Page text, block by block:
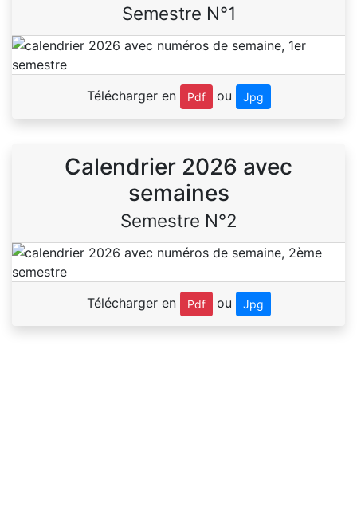
Semestre N°1
Télécharger en Pdf ou Jpg
Calendrier 2026 avec
semaines
Semestre N°2
Télécharger en Pdf ou Jpg